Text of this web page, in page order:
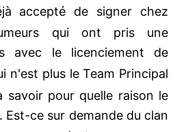
accepté de signer chez
qui ont pris une
avec le licenciement de
n'est plus le Team Principal
savoir pour quelle raison le
Est-ce sur demande du clan